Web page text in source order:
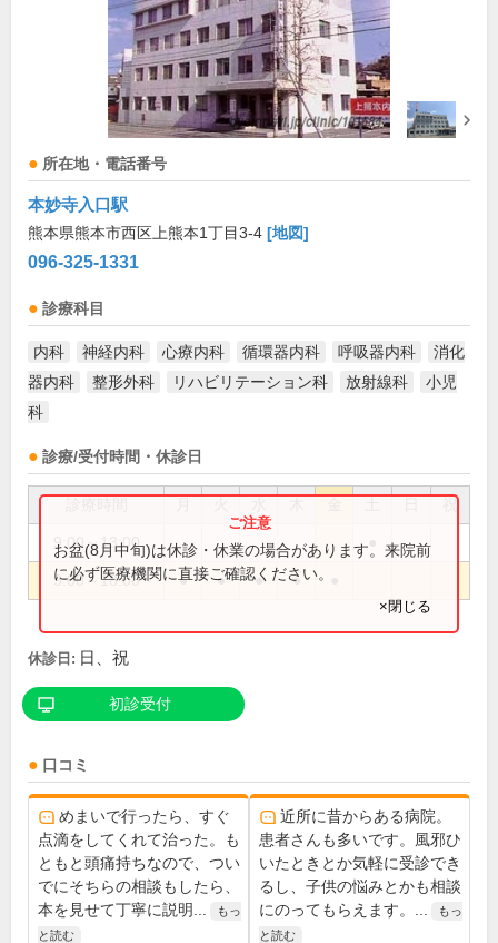
所在地・電話番号
本妙寺入口駅
熊本県熊本市西区上熊本1丁目3-4 [地図]
096-325-1331
診療科目
内科 神経内科 心療内科 循環器内科 呼吸器内科
消化
器内科
整形外科 リハビリテーション科 放射線科
小児
科
診療/受付時間・休診日
祝
9:00～13:00
9:00～18:00 ● ● ● ●
お盆(8月中旬)は休診・休業の場合があります。来院前
に必ず医療機関に直接ご確認ください。
×閉じる
休診日: 日、祝
初診受付
口コミ
めまいで行ったら、すぐ
点滴をしてくれて治った。も
ともと頭痛持ちなので、つい
でにそちらの相談もしたら、
本を見せて丁寧に説明...
もっ
と読む
近所に昔からある病院。
患者さんも多いです。風邪ひ
いたときとか気軽に受診でき
るし、子供の悩みとかも相談
にのってもらえます。...
もっ
と読む